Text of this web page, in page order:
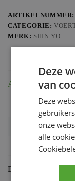
aantal
ARTIKELNUMMER:
CATEGORIE:
MERK: SHIN YO
Aanvullende
Bihr productcode
Productmerk
Beoordelingen (0)
Deze
van
Deze
onze
alle